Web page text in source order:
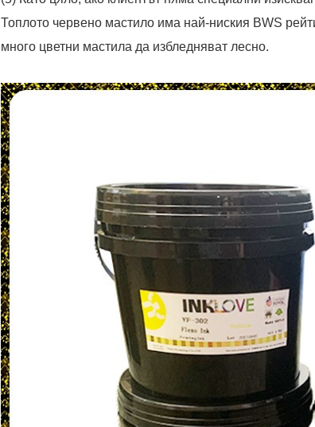
Топлото червено мастило има най-ниския BWS
много цветни мастила да избледняват лесно.